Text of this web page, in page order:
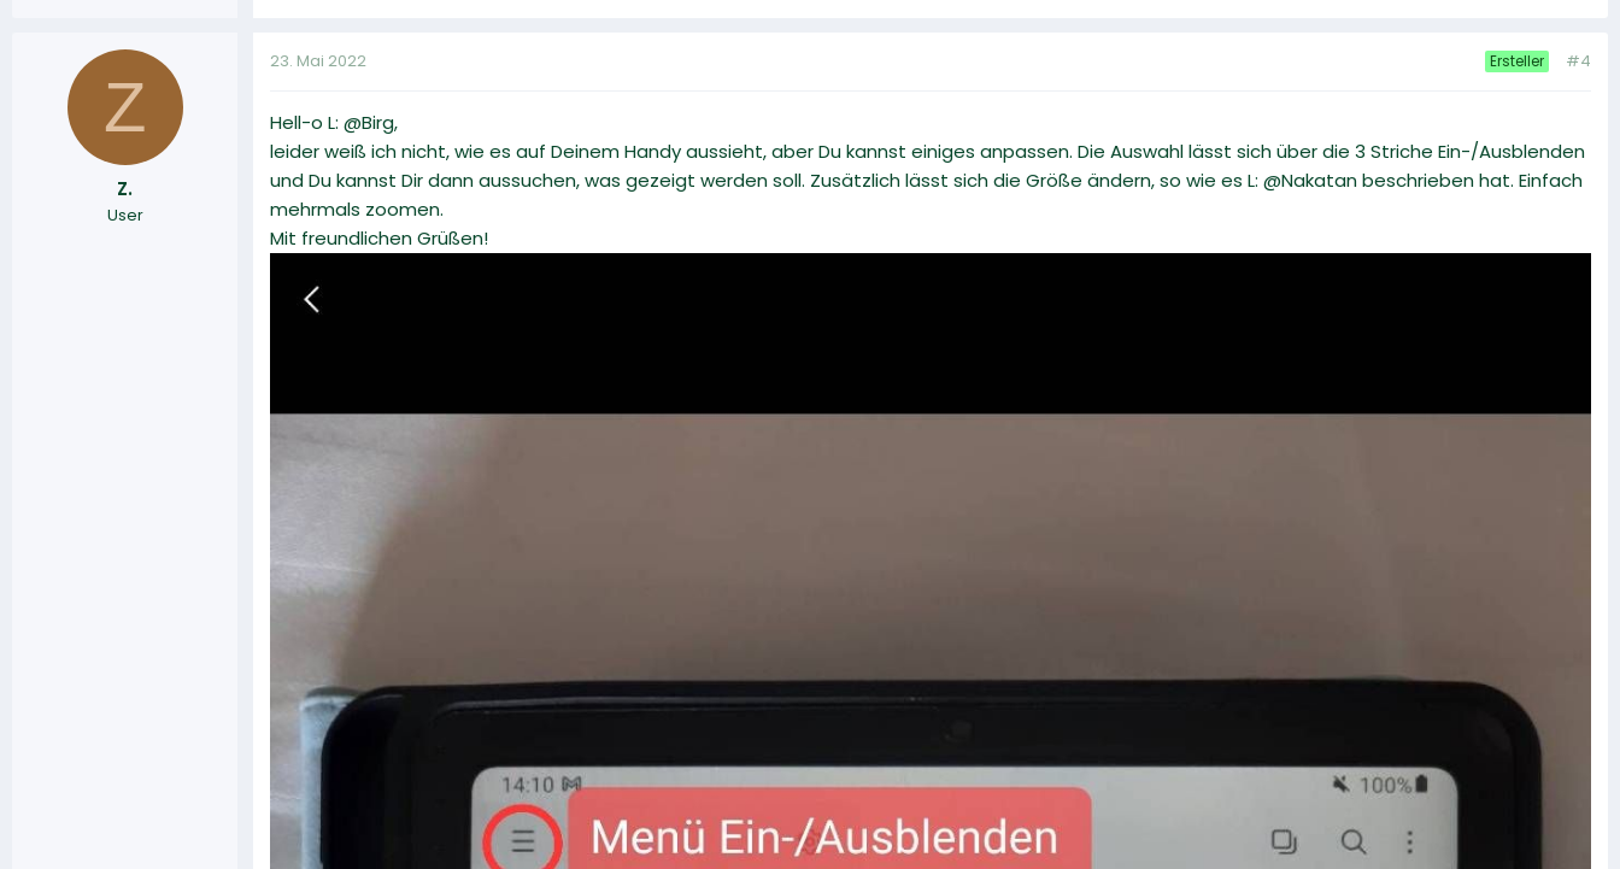
Z
Z.
User
23. Mai 2022 Ersteller #4
Hell-o L: @Birg,
leider weiß ich nicht, wie es auf Deinem Handy aussieht, aber Du kannst einiges anpassen. Die Auswahl lässt sich über die 3 Striche Ein-/Ausblenden
und Du kannst Dir dann aussuchen, was gezeigt werden soll. Zusätzlich lässt sich die Größe ändern, so wie es L: @Nakatan beschrieben hat. Einfach
mehrmals zoomen.
Mit freundlichen Grüßen!